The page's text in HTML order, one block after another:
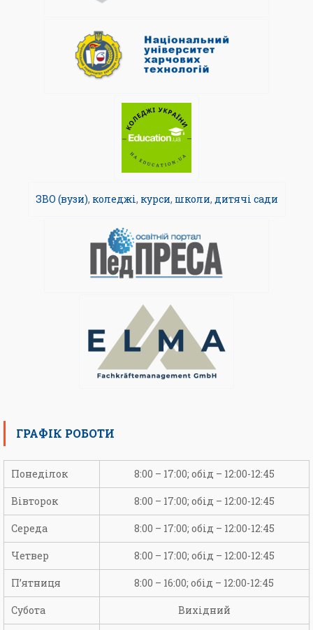
ЗВО (вузи), коледжі, курси, школи, дитячі сади
ГРАФІК РОБОТИ
Понеділок 8:00 – 17:00; обід – 12:00-12:45
Вівторок 8:00 – 17:00; обід – 12:00-12:45
Середа 8:00 – 17:00; обід – 12:00-12:45
Четвер 8:00 – 17:00; обід – 12:00-12:45
П’ятниця 8:00 – 16:00; обід – 12:00-12:45
Субота Вихідний